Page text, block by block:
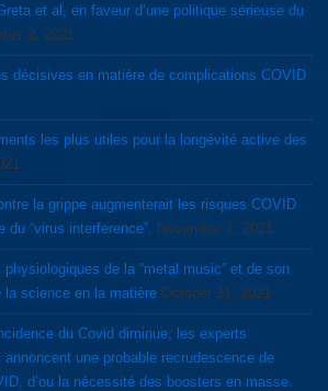
et al, en faveur d’une politique sérieuse du
2, 2021
décisives en matière de complications COVID
les plus utiles pour la longévité active des
la grippe augmenterait les risques COVID
“virus interference”. November 1, 2021
de la “metal music” et de son
la science en la matière October 31, 2021
du Covid diminue, les experts
une probable recrudescence de
d’ou la nécessité des boosters en masse.